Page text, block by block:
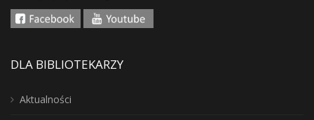
DLA BIBLIOTEKARZY
Aktualności